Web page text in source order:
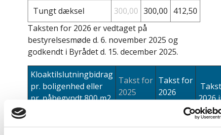
Tungt dæksel 300,00 300,00 412,50
Taksten for 2026 er vedtaget på
bestyrelsesmøde d. 6. november 2025 og
godkendt i Byrådet d. 15. december 2025.
Kloaktilslutningbidrag
pr. boligenhed eller
pr. påbegyndt 800 m2
Takst for
2025
ekskl.
Takst for
2026
ekskl.
2026
moms